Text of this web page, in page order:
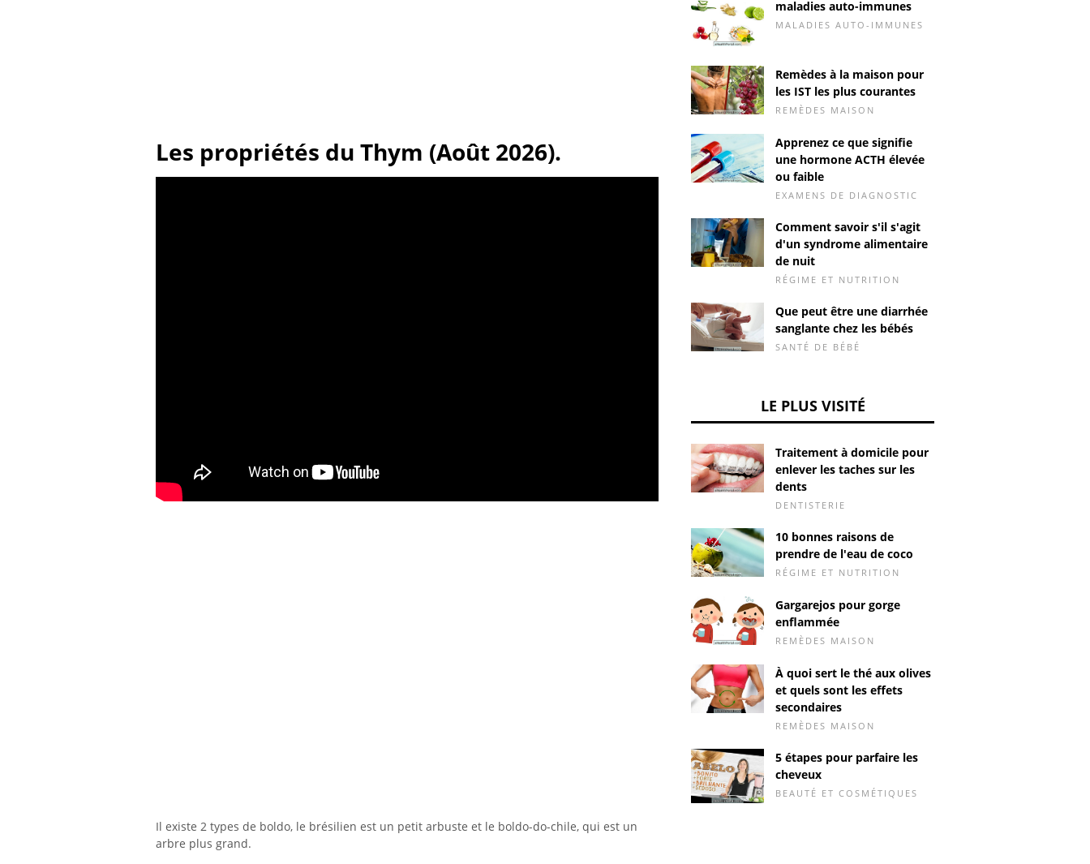
Les propriétés du Thym (Août 2026).
Il existe 2 types de boldo, le brésilien est un petit arbuste et le boldo-do-chile, qui est un
arbre plus grand.
maladies auto-immunes
MALADIES AUTO-IMMUNES
Remèdes à la maison pour
les IST les plus courantes
REMÈDES MAISON
Apprenez ce que signifie
une hormone ACTH élevée
ou faible
EXAMENS DE DIAGNOSTIC
Comment savoir s'il s'agit
d'un syndrome alimentaire
de nuit
RÉGIME ET NUTRITION
Que peut être une diarrhée
sanglante chez les bébés
SANTÉ DE BÉBÉ
LE PLUS VISITÉ
Traitement à domicile pour
enlever les taches sur les
dents
DENTISTERIE
10 bonnes raisons de
prendre de l'eau de coco
RÉGIME ET NUTRITION
Gargarejos pour gorge
enflammée
REMÈDES MAISON
À quoi sert le thé aux olives
et quels sont les effets
secondaires
REMÈDES MAISON
5 étapes pour parfaire les
cheveux
BEAUTÉ ET COSMÉTIQUES